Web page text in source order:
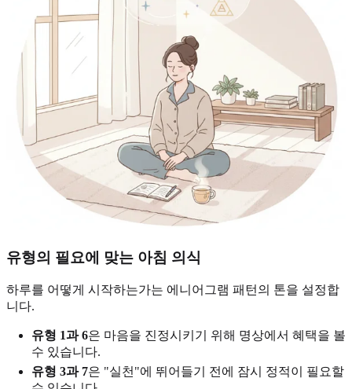
유형의 필요에 맞는 아침 의식
하루를 어떻게 시작하는가는 에니어그램 패턴의 톤을 설정합
니다.
유형 1과 6은 마음을 진정시키기 위해 명상에서 혜택을 볼
수 있습니다.
유형 3과 7은 "실천"에 뛰어들기 전에 잠시 정적이 필요할